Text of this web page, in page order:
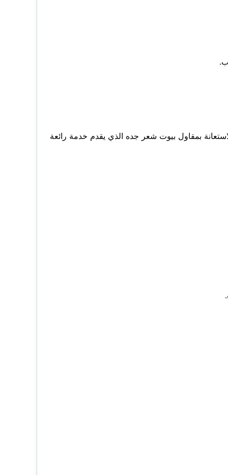
بمقاول بيوت شعر جده الذي يقدم خدمة رائعة